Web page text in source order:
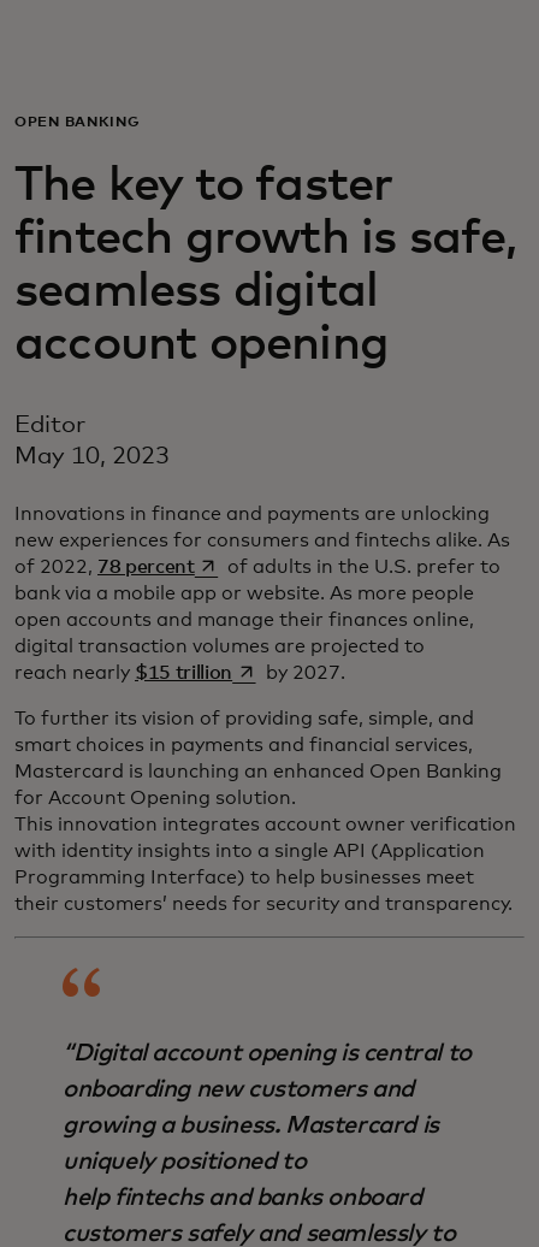
Для бизнеса
Для всего мира
Для новаторов
Новости и тренды
OPEN BANKING
The key to faster
fintech growth is safe,
seamless digital
account opening
Editor
May 10, 2023
Innovations in finance and payments are unlocking
new experiences for consumers and fintechs alike. As
of 2022, 78 percentopens in a new tab
of adults in the U.S. prefer to
bank via a mobile app or website. As more people
open accounts and manage their finances online,
digital transaction volumes are projected to
reach nearly $15 trillion opens in a new tab
by 2027.
To further its vision of providing safe, simple, and
smart choices in payments and financial services,
Mastercard is launching an enhanced Open Banking
for Account Opening solution.
This innovation integrates account owner verification
with identity insights into a single API (Application
Programming Interface) to help businesses meet
their customers’ needs for security and transparency.
“Digital account opening is central to
onboarding new customers and
growing a business. Mastercard is
uniquely positioned to
help fintechs and banks onboard
customers safely and seamlessly to